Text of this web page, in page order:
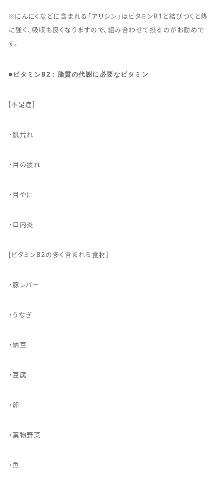
※にんにくなどに含まれる「アリシン」はビタミンB1と結びつくと熱
に強く、吸収も良くなりますので、組み合わせて摂るのがお勧めで
す。
■ ビタミンB2 ：脂質の代謝に必要なビタミン
[不足症]
・肌荒れ
・目の疲れ
・目やに
・口内炎
[ビタミンB2の多く含まれる食材]
・豚レバー
・うなぎ
・納豆
・豆腐
・卵
・葉物野菜
・魚